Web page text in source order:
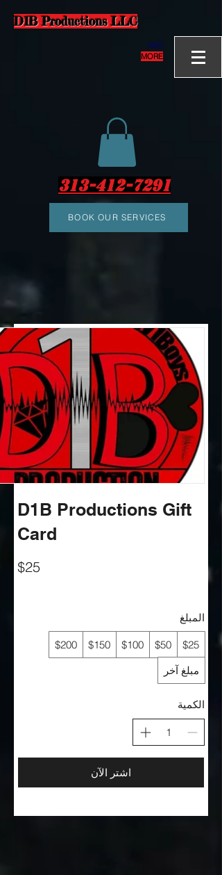
D1B Productions LLC
MORE
313-412-7291
BOOK OUR SERVICES
D1B Productions Gift
Card
$25
المبلغ
$25
$50
$100
$150
$200
مبلغ آخر
الكمية
اشتر الآن